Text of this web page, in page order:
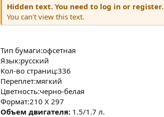
Hidden text. You need to log in or register.
You can't view this text.
Тип бумаги:офсетная
Язык:русский
Кол-во страниц:336
Переплет:мягкий
Цветность:черно-белая
Формат:210 Х 297
Объем двигателя: 1.5/1.7 л.